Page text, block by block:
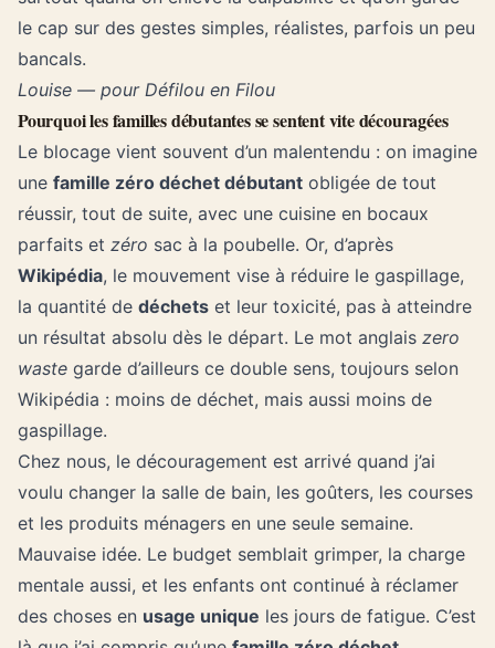
le cap sur des gestes simples, réalistes, parfois un peu
bancals.
Louise — pour Défilou en Filou
Pourquoi les familles débutantes se sentent vite découragées
Le blocage vient souvent d’un malentendu : on imagine
une famille zéro déchet débutant obligée de tout
réussir, tout de suite, avec une cuisine en bocaux
parfaits et zéro sac à la poubelle. Or, d’après
Wikipédia, le mouvement vise à réduire le gaspillage,
la quantité de déchets et leur toxicité, pas à atteindre
un résultat absolu dès le départ. Le mot anglais zero
waste garde d’ailleurs ce double sens, toujours selon
Wikipédia : moins de déchet, mais aussi moins de
gaspillage.
Chez nous, le découragement est arrivé quand j’ai
voulu changer la salle de bain, les goûters, les courses
et les produits ménagers en une seule semaine.
Mauvaise idée. Le budget semblait grimper, la charge
mentale aussi, et les enfants ont continué à réclamer
des choses en usage unique les jours de fatigue. C’est